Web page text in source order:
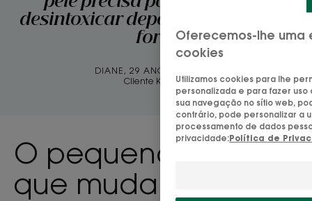
desintoxicar depois de uma noite
fora!
DIANE, 29 ANOS DE IDADE
Cliente Klorane
O pequeno mais
que muda tudo
Oferecemos-lhe uma
cookies
Utilizamos cookies para lhe
personalizada e para fazer
sua navegação no sítio web,
contrário, pode personalizar a
processamento de dados
privacidade:Política de